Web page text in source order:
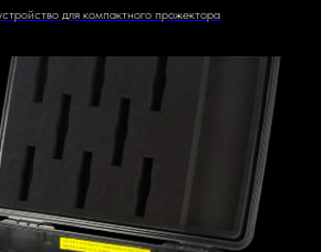
для компактного прожектора